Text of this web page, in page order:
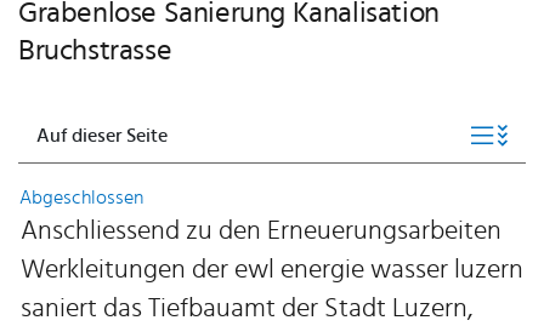
Grabenlose Sanierung Kanalisation
Bruchstrasse
Abgeschlossen
Anschliessend zu den Erneuerungsarbeiten
Werkleitungen der ewl energie wasser luzern
saniert das Tiefbauamt der Stadt Luzern,
Auf dieser Seite